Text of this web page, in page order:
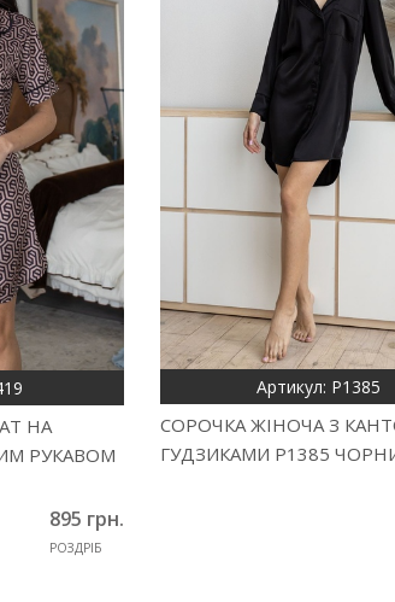
НА
РУКАВОМ
895 грн.
РОЗДРІБ
Артикул: Р1385
СОРОЧКА ЖІНОЧА З
ГУДЗИКАМИ Р1385